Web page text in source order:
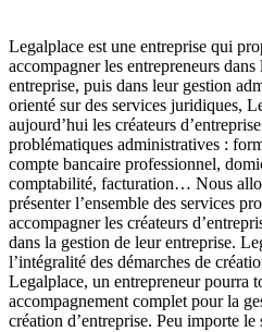
Legalplace est une entreprise qui
accompagner les entrepreneurs
entreprise, puis dans leur gestion
orienté sur des services juridiques,
aujourd’hui les créateurs
problématiques administratives :
compte bancaire professionnel,
comptabilité, facturation… Nous
présenter l’ensemble des services
accompagner les créateurs
dans la gestion de leur entreprise.
l’intégralité des démarches de
Legalplace, un entrepreneur pourra
accompagnement complet pour la
création d’entreprise. Peu importe